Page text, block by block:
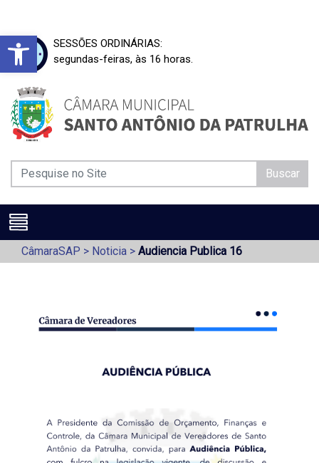
Barra de Ferramentas Aberta
SESSÕES ORDINÁRIAS:
segundas-feiras, às 16 horas.
Buscar
CâmaraSAP > Noticia > Audiencia Publica 16